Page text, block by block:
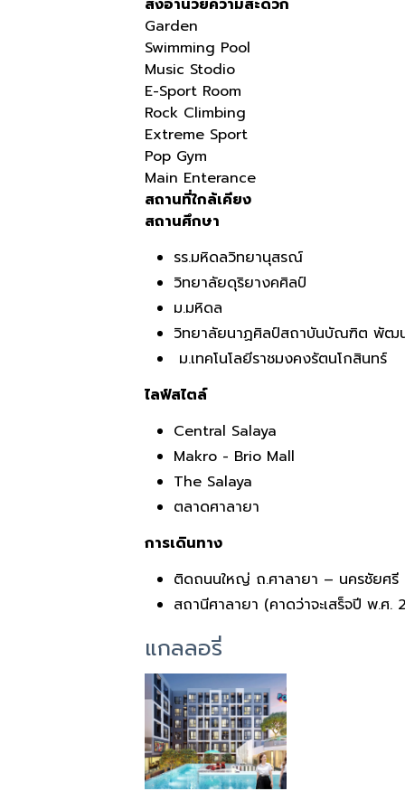
สิ่งอำนวยความสะดวก
Garden
Swimming Pool
Music Stodio
E-Sport Room
Rock Climbing
Extreme Sport
Pop Gym
Main Enterance
สถานที่ใกล้เคียง
สถานศึกษา
รร.มหิดลวิทยานุสรณ์
วิทยาลัยดุริยางคศิลป์
ม.มหิดล
วิทยาลัยนาฏศิลป์สถาบันบัณฑิต พัฒ
ม.เทคโนโลยีราชมงคงรัตนโกสินทร์
ไลฟ์สไตล์
Central Salaya
Makro - Brio Mall
The Salaya
ตลาดศาลายา
การเดินทาง
ติดถนนใหญ่ ถ.ศาลายา – นครชัยศรี
สถานีศาลายา (คาดว่าจะเสร็จปี พ.ศ.
แกลลอรี่